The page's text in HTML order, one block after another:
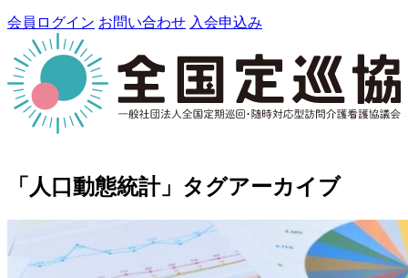
会員ログイン お問い合わせ 入会申込み
「 人口動態統計」タグアーカイブ